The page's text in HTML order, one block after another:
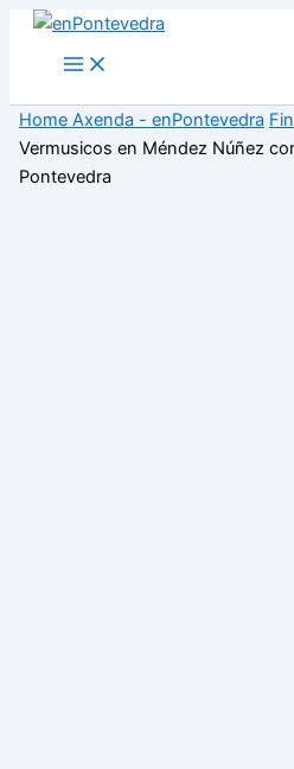
Main
Menu
Home Axenda - enPontevedra
Vermusicos en Méndez Núñez
Pontevedra